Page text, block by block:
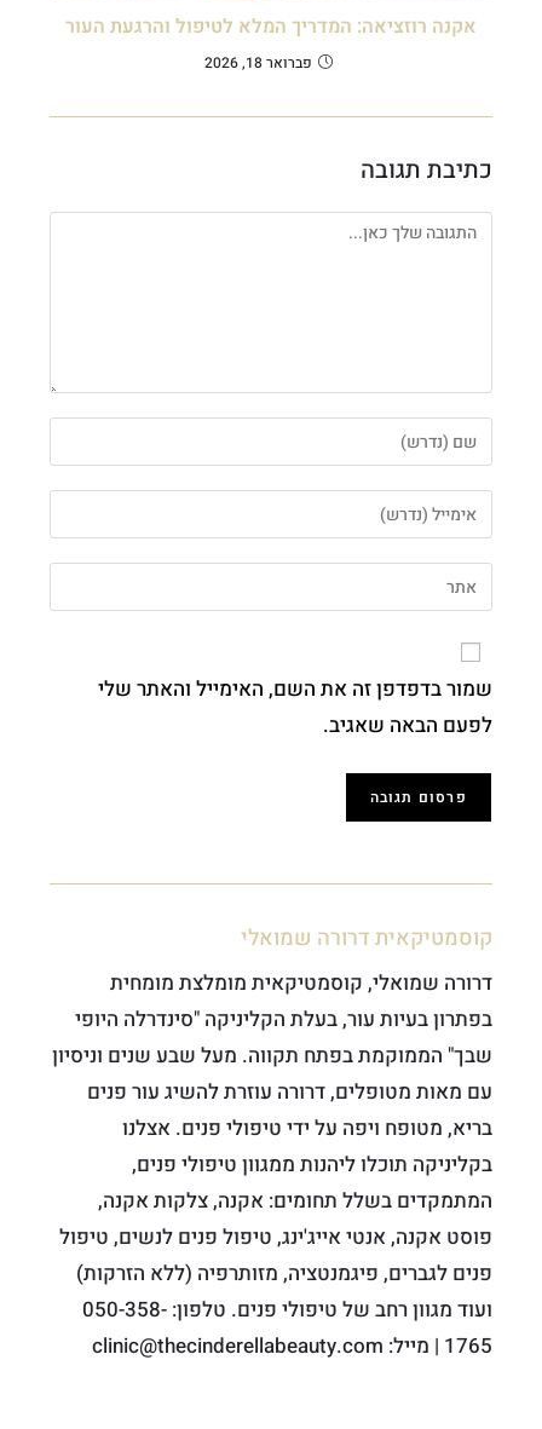
אקנה רוזציאה: המדריך המלא לטיפול והרגעת העור
פברואר 18, 2026
כתיבת תגובה
שמור בדפדפן זה את השם, האימייל והאתר שלי
לפעם הבאה שאגיב.
קוסמטיקאית דרורה שמואלי
דרורה שמואלי, קוסמטיקאית מומלצת מומחית
בפתרון בעיות עור, בעלת הקליניקה "סינדרלה היופי
שבך" הממוקמת בפתח תקווה. מעל שבע שנים וניסיון
עם מאות מטופלים, דרורה עוזרת להשיג עור פנים
בריא, מטופח ויפה על ידי טיפולי פנים. אצלנו
בקליניקה תוכלו ליהנות ממגוון טיפולי פנים,
המתמקדים בשלל תחומים: אקנה, צלקות אקנה,
פוסט אקנה, אנטי אייג'ינג, טיפול פנים לנשים, טיפול
פנים לגברים, פיגמנטציה, מזותרפיה (ללא הזרקות)
ועוד מגוון רחב של טיפולי פנים. טלפון: 050-358-
1765 | מייל: clinic@thecinderellabeauty.com